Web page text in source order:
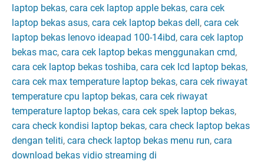
laptop bekas, cara cek laptop apple bekas, cara cek
laptop bekas asus, cara cek laptop bekas dell , cara cek
laptop bekas lenovo ideapad 100-14ibd, cara cek laptop
bekas mac, cara cek laptop bekas menggunakan cmd,
cara cek laptop bekas toshiba, cara cek lcd laptop bekas,
cara cek max temperature laptop bekas, cara cek riwayat
temperature cpu laptop bekas, cara cek riwayat
temperature laptop bekas, cara cek spek laptop bekas,
cara check kondisi laptop bekas, cara check laptop bekas
dengan teliti, cara check laptop bekas menu run, cara
download bekas vidio streaming di